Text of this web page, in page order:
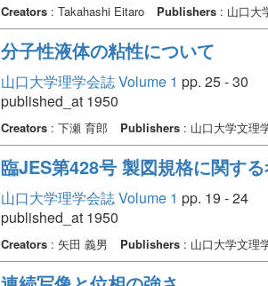
Creators: Takahashi Eitaro Publishers: 山口大
分子性液体の粘性について
山口大学理学会誌 Volume 1 pp. 25 - 30
published_at 1950
Creators: 下瀬 育郎 Publishers: 山口大学文理
臨JES第428号 製図規格に関す
山口大学理学会誌 Volume 1 pp. 19 - 24
published_at 1950
Creators: 矢田 義男 Publishers: 山口大学文理